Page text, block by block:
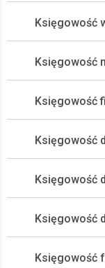
Księgowość
Księgowość
Księgowość
Księgowość
Księgowość
Księgowość
Księgowość